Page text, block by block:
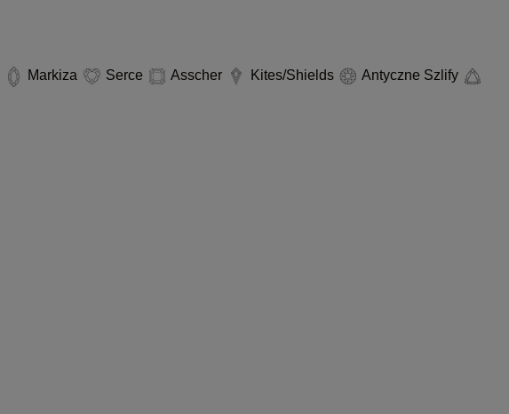
Markiza Serce Asscher Kites/Shields
Antyczne Szlify